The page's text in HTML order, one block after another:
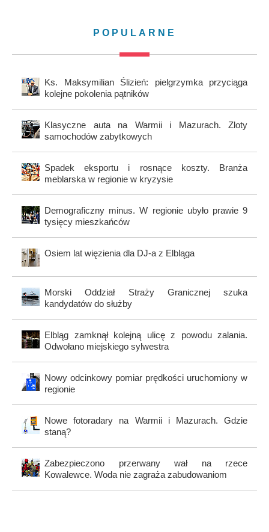
POPULARNE
Ks. Maksymilian Ślizień: pielgrzymka przyciąga
kolejne pokolenia pątników
Klasyczne auta na Warmii i Mazurach. Zloty
samochodów zabytkowych
Spadek eksportu i rosnące koszty. Branża
meblarska w regionie w kryzysie
Demograficzny minus. W regionie ubyło prawie 9
tysięcy mieszkańców
Osiem lat więzienia dla DJ-a z Elbląga
Morski Oddział Straży Granicznej szuka
kandydatów do służby
Elbląg zamknął kolejną ulicę z powodu zalania.
Odwołano miejskiego sylwestra
Nowy odcinkowy pomiar prędkości uruchomiony w
regionie
Nowe fotoradary na Warmii i Mazurach. Gdzie
staną?
Zabezpieczono przerwany wał na rzece
Kowalewce. Woda nie zagraża zabudowaniom